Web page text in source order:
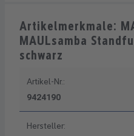
Artikelmerkmale:
MAULsamba
schwarz
Artikel-Nr.:
9424190
Hersteller: